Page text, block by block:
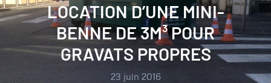
LOCATION D’UNE MINI-
BENNE DE 3M³ POUR
GRAVATS PROPRES
23 juin 2016